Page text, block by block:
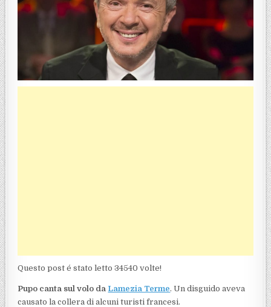
Questo post é stato letto 34540 volte!
Pupo canta sul volo daLamezia Terme. Un disguido aveva
causato la collera di alcuni turisti francesi.